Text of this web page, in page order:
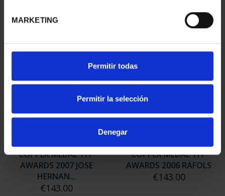
MARKETING
Permitir todas
Permitir la selección
Denegar
COPPER MEDAL TFP
AWARDS 2007 JOSE
HERNAN...
€143.00
COPPER MEDAL TFP
AWARDS 2006 RAFOLS
€143.00